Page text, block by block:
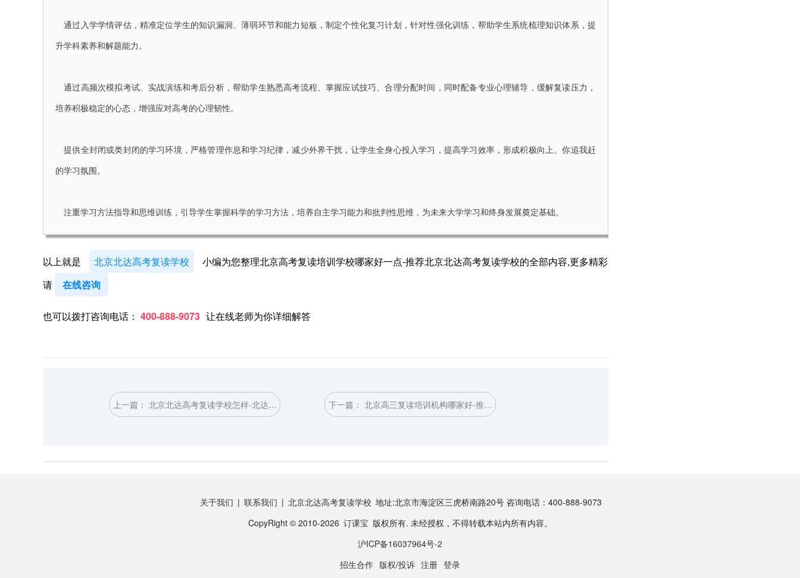
通过入学学情评估，精准定位学生的知识漏洞、薄弱环节和能力短板，制定个性化复习计划，针对性强化训练，帮助学生系统梳理知识体系，提
升学科素养和解题能力。
通过高频次模拟考试、实战演练和考后分析，帮助学生熟悉高考流程、掌握应试技巧、合理分配时间，同时配备专业心理辅导，缓解复读压力，
培养积极稳定的心态，增强应对高考的心理韧性。
提供全封闭或类封闭的学习环境，严格管理作息和学习纪律，减少外界干扰，让学生全身心投入学习，提高学习效率，形成积极向上、你追我赶
的学习氛围。
注重学习方法指导和思维训练，引导学生掌握科学的学习方法，培养自主学习能力和批判性思维，为未来大学学习和终身发展奠定基础。
以上就是 北京北达高考复读学校
小编为您整理北京高考复读培训学校哪家好一点-推荐北京北达高考复读学校的全部内容,更多精彩
请
在线咨询
也可以拨打咨询电话： 400-888-9073 让在线老师为你详细解答
上一篇： 北京北达高考复读学校怎样-北达高
下一篇： 北京高三复读培训机构哪家好-推荐
关于我们 | 联系我们 | 北京北达高考复读学校 地址:北京市海淀区三虎桥南路20号 咨询电话：400-888-9073
CopyRight © 2010-2026 订课宝 版权所有. 未经授权，不得转载本站内所有内容。
沪ICP备16037964号-2
招生合作 版权/投诉 注册 登录